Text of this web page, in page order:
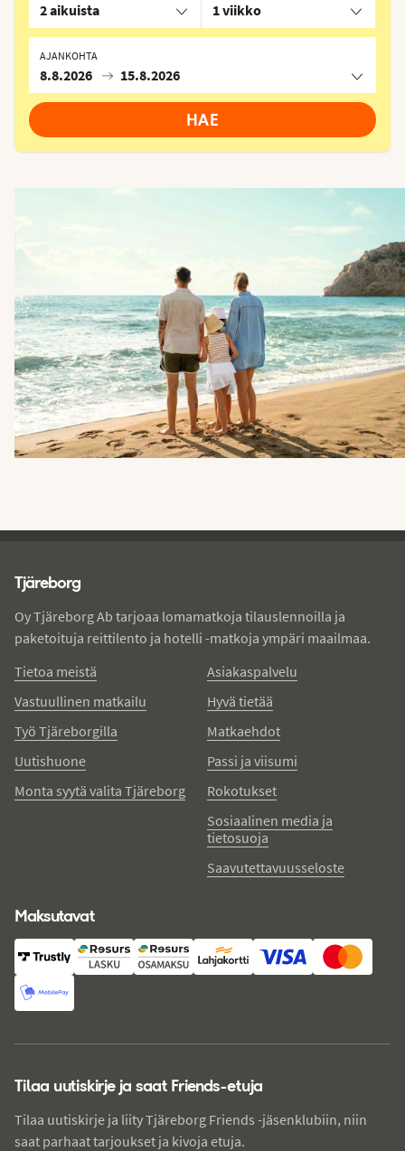
1 viikko
AJANKOHTA
8.8.2026 15.8.2026
2 aikuista
HAE
Tjäreborg
Oy Tjäreborg Ab tarjoaa lomamatkoja tilauslennoilla ja
paketoituja reittilento ja hotelli -matkoja ympäri maailmaa.
Tietoa meistä
Vastuullinen matkailu
Työ Tjäreborgilla
Uutishuone
Monta syytä valita Tjäreborg
Asiakaspalvelu
Hyvä tietää
Matkaehdot
Passi ja viisumi
Rokotukset
Sosiaalinen media ja
tietosuoja
Saavutettavuusseloste
Maksutavat
Tilaa uutiskirje ja saat Friends-etuja
Tilaa uutiskirje ja liity Tjäreborg Friends -jäsenklubiin, niin
saat parhaat tarjoukset ja kivoja etuja.